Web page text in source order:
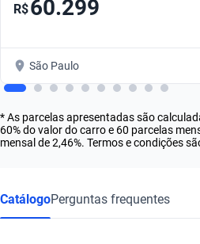
R$60.299
São Paulo
* As parcelas apresentadas são
60% do valor do carro e 60 parcelas
mensal de 2,46%. Termos e condições
CatálogoPerguntas frequentes